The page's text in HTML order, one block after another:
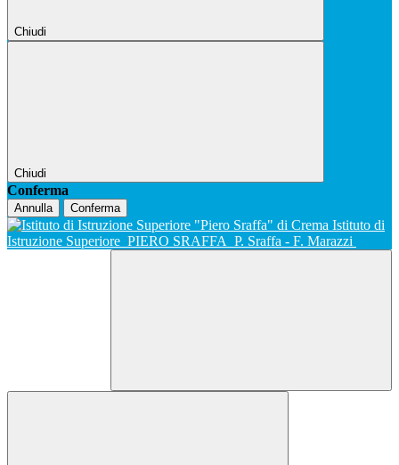
Chiudi
Chiudi
Conferma
Annulla Conferma
Istituto di
Istruzione Superiore PIERO SRAFFA P. Sraffa - F. Marazzi